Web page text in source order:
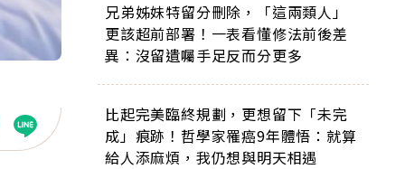
兄弟姊妹特留分刪除，「這兩類人」
更該超前部署！一表看懂修法前後差
異：沒留遺囑手足反而分更多
比起完美臨終規劃，更想留下「未完
成」痕跡！哲學家罹癌9年體悟：就算
給人添麻煩，我仍想與明天相遇